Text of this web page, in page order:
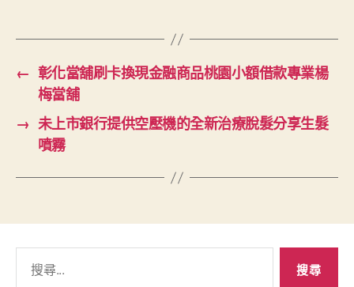
← 彰化當舖刷卡換現金融商品桃園小額借款專業楊
梅當舖
→ 未上市銀行提供空壓機的全新治療脫髮分享生髮
噴霧